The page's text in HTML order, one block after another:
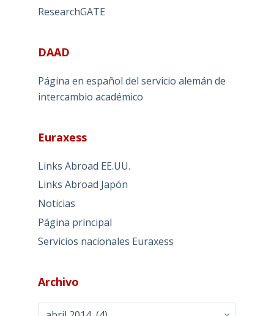
ResearchGATE
DAAD
Página en español del servicio alemán de
intercambio académico
Euraxess
Links Abroad EE.UU.
Links Abroad Japón
Noticias
Página principal
Servicios nacionales Euraxess
Archivo
Archivo